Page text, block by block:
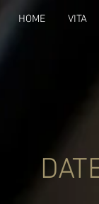
HOME VITA